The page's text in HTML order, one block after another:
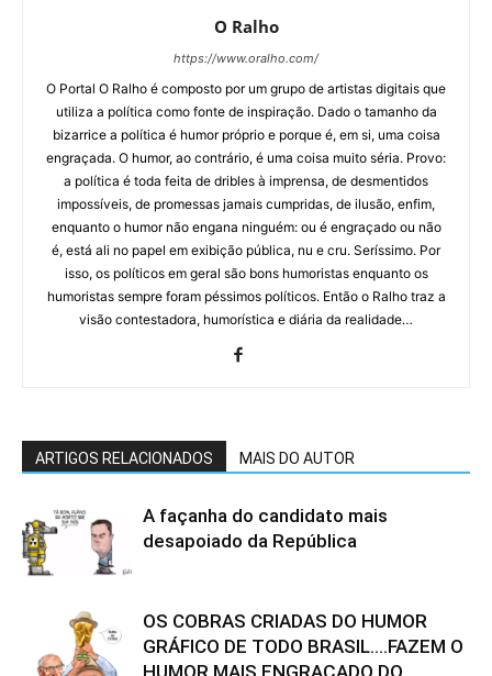
O Ralho
https://www.oralho.com/
O Portal O Ralho é composto por um grupo de artistas digitais que
utiliza a política como fonte de inspiração. Dado o tamanho da
bizarrice a política é humor próprio e porque é, em si, uma coisa
engraçada. O humor, ao contrário, é uma coisa muito séria. Provo:
a política é toda feita de dribles à imprensa, de desmentidos
impossíveis, de promessas jamais cumpridas, de ilusão, enfim,
enquanto o humor não engana ninguém: ou é engraçado ou não
é, está ali no papel em exibição pública, nu e cru. Seríssimo. Por
isso, os políticos em geral são bons humoristas enquanto os
humoristas sempre foram péssimos políticos. Então o Ralho traz a
visão contestadora, humorística e diária da realidade…
ARTIGOS RELACIONADOS MAIS DO AUTOR
A façanha do candidato mais
desapoiado da República
OS COBRAS CRIADAS DO HUMOR
GRÁFICO DE TODO BRASIL….FAZEM O